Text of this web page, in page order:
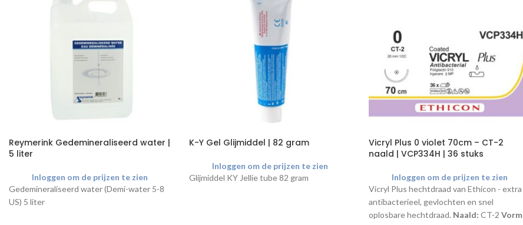
Reymerink Gedemineraliseerd water |
5 liter
Inloggen om de prijzen te zien
Gedemineraliseerd water (Demi-water 5-8
US) 5 liter
K-Y Gel Glijmiddel | 82 gram
Inloggen om de prijzen te zien
Glijmiddel KY Jellie tube 82 gram
Vicryl Plus 0 violet 70cm – CT-2
naald | VCP334H | 36 stuks
Inloggen om de prijzen te zien
Vicryl Plus hechtdraad van Ethicon - extra
antibacterieel, gevlochten en snel
oplosbare hechtdraad. Naald: CT-2 Vorm